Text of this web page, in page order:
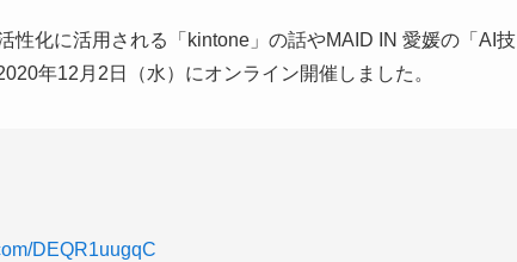
性化に活用される「kintone」の話やMAID IN 愛媛の「AI技
年12月2日（水）にオンライン開催しました。
DEQR1uugqC